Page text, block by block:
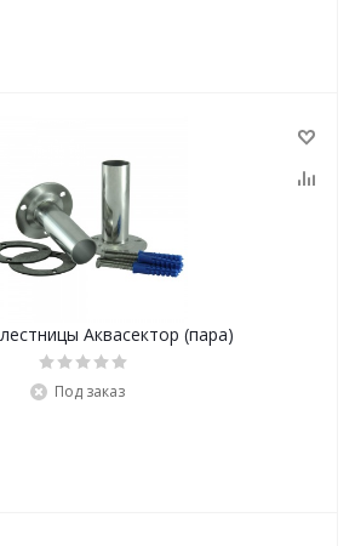
Аквасектор (пара)
Под заказ